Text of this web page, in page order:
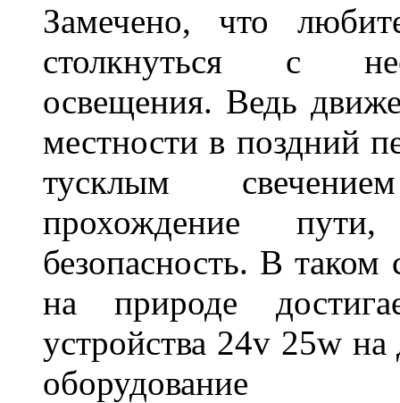
Замечено, что
столкнуться с
освещения. Ведь
местности в поздний
тусклым
прохождение
безопасность. В
на природе
устройства 24v 25w
оборудование